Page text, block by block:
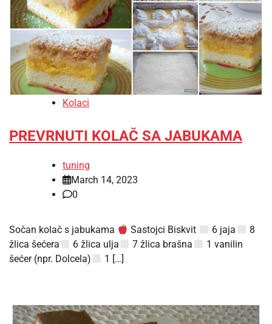
Kolaci
PREVRNUTI KOLAČ SA JABUKAMA
tuning
March 14, 2023
0
Sočan kolač s jabukama Sastojci Biskvit 6 jaja
8
žlica šećera
6 žlica ulja 7 žlica brašna
1 vanilin
šećer (npr. Dolcela)
1 […]